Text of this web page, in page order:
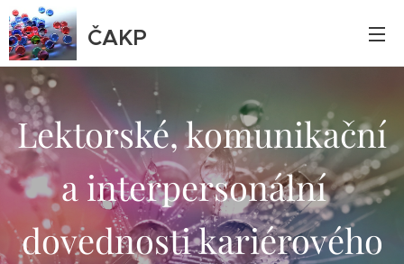
ČAKP
Lektorské, komunikační
a interpersonální
dovednosti kariérového